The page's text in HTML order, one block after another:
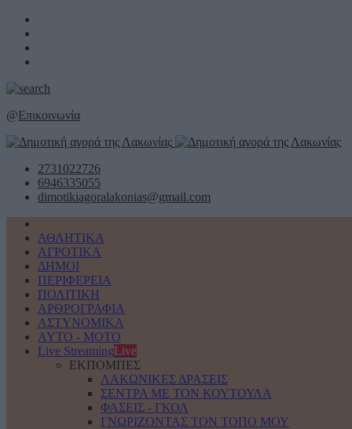
@Επικοινωνία
2731022726
6946335055
dimotikiagoralakonias@gmail.com
ΑΘΛΗΤΙΚΑ
ΑΓΡΟΤΙΚΑ
ΔΗΜΟΙ
ΠΕΡΙΦΕΡΕΙΑ
ΠΟΛΙΤΙΚΗ
ΑΡΘΡΟΓΡΑΦΙΑ
ΑΣΤΥΝΟΜΙΚΑ
AYTO - MOTO
Live StreamingLive
ΕΚΠΟΜΠΕΣ
ΛΑΚΩΝΙΚΕΣ ΔΡΑΣΕΙΣ
ΣΕΝΤΡΑ ΜΕ ΤΟΝ ΚΟΥΤΟΥΛΑ
ΦΑΣΕΙΣ - ΓΚΟΛ
ΓΝΩΡΙΖΟΝΤΑΣ ΤΟΝ ΤΟΠΟ ΜΟΥ